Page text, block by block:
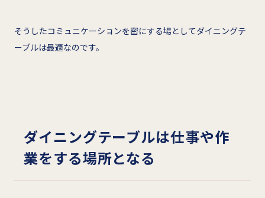
そうしたコミュニケーションを密にする場としてダイニングテ
ーブルは最適なのです。
ダイニングテーブルは仕事や作
業をする場所となる